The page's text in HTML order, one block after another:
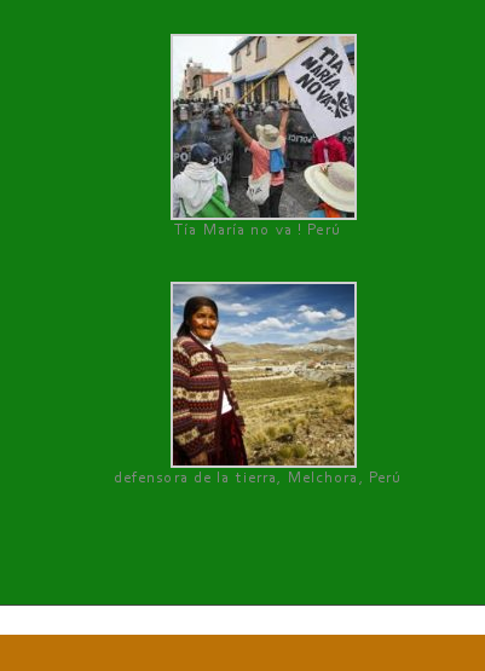
Tía María no va ! Perú
defensora de la tierra, Melchora, Perú